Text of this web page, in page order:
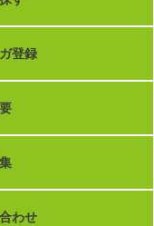
登録
わせ